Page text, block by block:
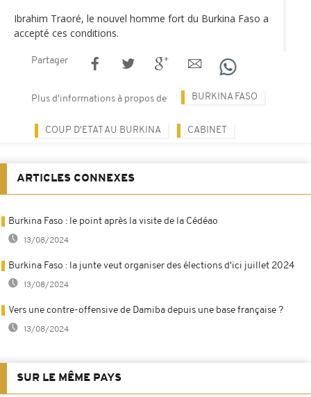
Ibrahim Traoré, le nouvel homme fort du Burkina Faso a
accepté ces conditions.
Partager
Plus d'informations à propos de BURKINA FASO
COUP D'ETAT AU BURKINA CABINET
ARTICLES CONNEXES
Burkina Faso : le point après la visite de la Cédéao
13/08/2024
Burkina Faso : la junte veut organiser des élections d'ici juillet 2024
13/08/2024
Vers une contre-offensive de Damiba depuis une base française ?
13/08/2024
SUR LE MÊME PAYS